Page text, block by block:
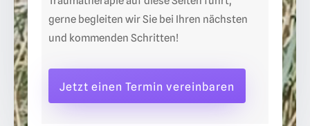
gerne begleiten wir Sie bei Ihren nächsten
und kommenden Schritten!
Jetzt einen Termin vereinbaren